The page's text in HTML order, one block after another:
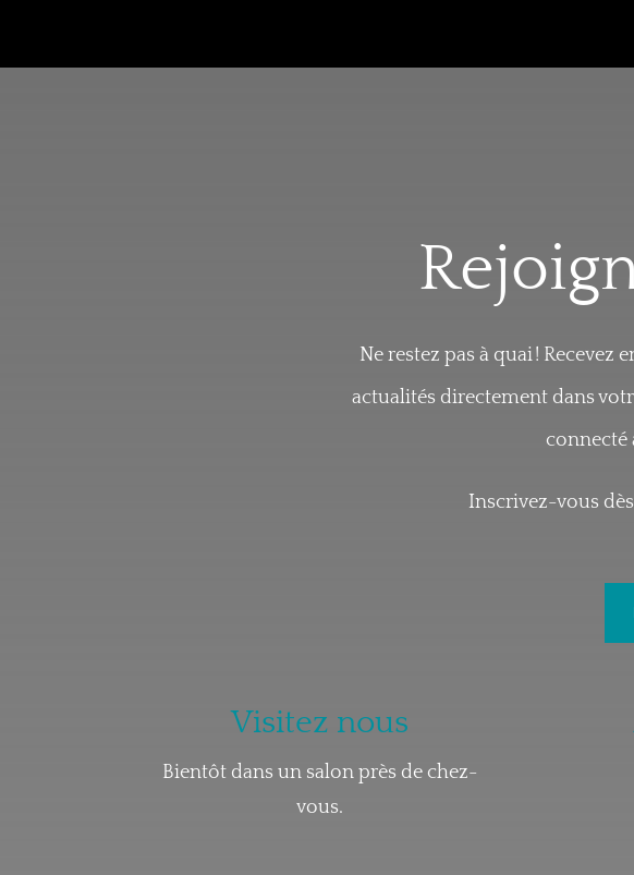
Ne restez pas à quai !
actualités directement dans
connecté
Inscrivez-vous
Visitez nous
Bientôt dans un salon près de chez-
vous.